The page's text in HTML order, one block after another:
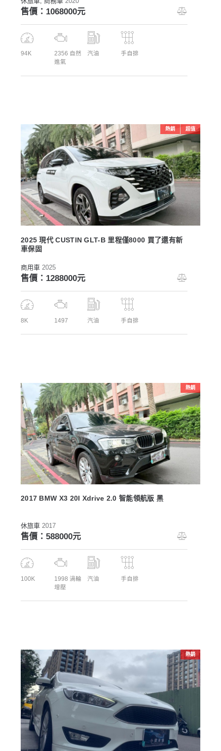
售價：1068000元
94K
2356 自然
進氣
汽油 手自排
熱銷 超值
2025 現代 CUSTIN GLT-B 里程僅8000 買了還有新
車保固
商用車 2025
售價：1288000元
8K 1497 汽油 手自排
熱銷
2017 BMW X3 20I Xdrive 2.0 智能領航版 黑
休旅車 2017
售價：588000元
100K
1998 渦輪
增壓
汽油 手自排
熱銷